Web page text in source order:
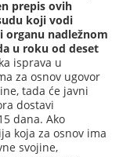
prepis ovih
koji vodi
nadležnom
u roku od deset
isprava u
za osnov ugovor
tada će javni
dostavi
dana. Ako
koja za osnov ima
svojine,